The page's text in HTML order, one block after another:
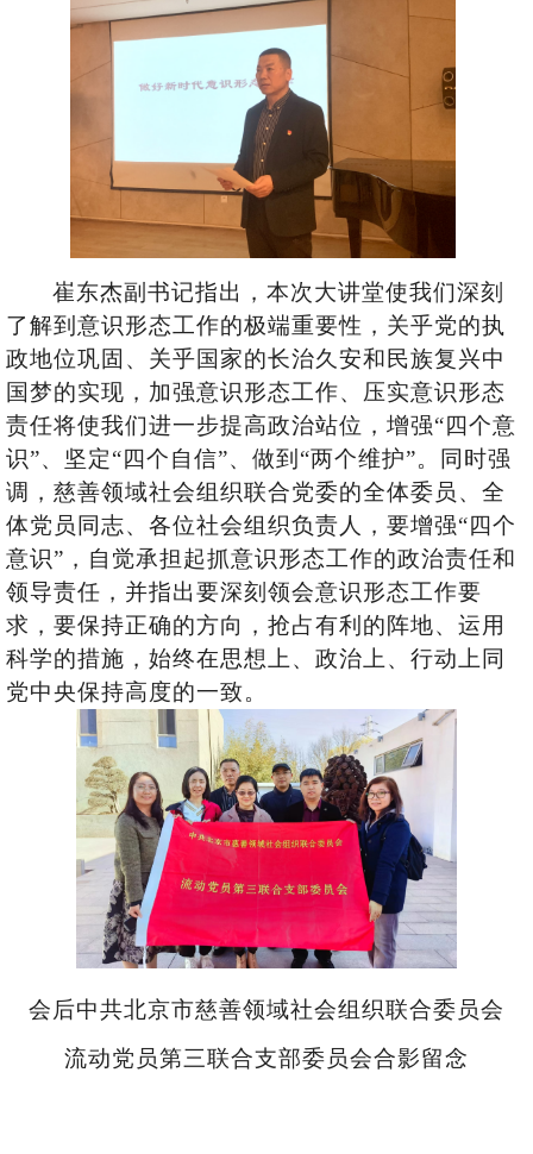
崔东杰副书记指出，本次大讲堂使我们深刻
了解到意识形态工作的极端重要性，关乎党的执
政地位巩固、关乎国家的长治久安和民族复兴中
国梦的实现，加强意识形态工作、压实意识形态
责任将使我们进一步提高政治站位，增强“四个意
识”、坚定“四个自信”、做到“两个维护”。同时强
调，慈善领域社会组织联合党委的全体委员、全
体党员同志、各位社会组织负责人，要增强“四个
意识”，自觉承担起抓意识形态工作的政治责任和
领导责任，并指出要深刻领会意识形态工作要
求，要保持正确的方向，抢占有利的阵地、运用
科学的措施，始终在思想上、政治上、行动上同
党中央保持高度的一致。
会后中共北京市慈善领域社会组织联合委员会
流动党员第三联合支部委员会合影留念